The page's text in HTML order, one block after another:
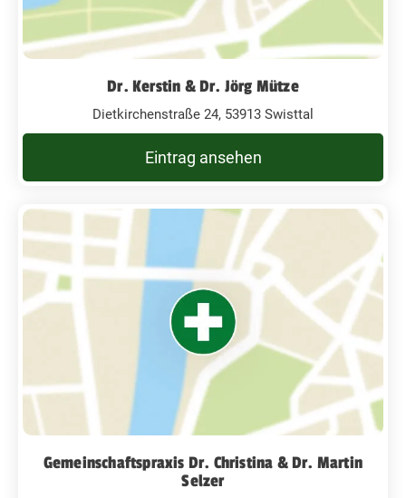
Dr. Kerstin & Dr. Jörg Mütze
Dietkirchenstraße 24, 53913 Swisttal
Eintrag ansehen
Gemeinschaftspraxis Dr. Christina & Dr. Martin
Selzer